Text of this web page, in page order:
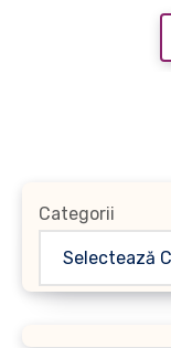
Categorii